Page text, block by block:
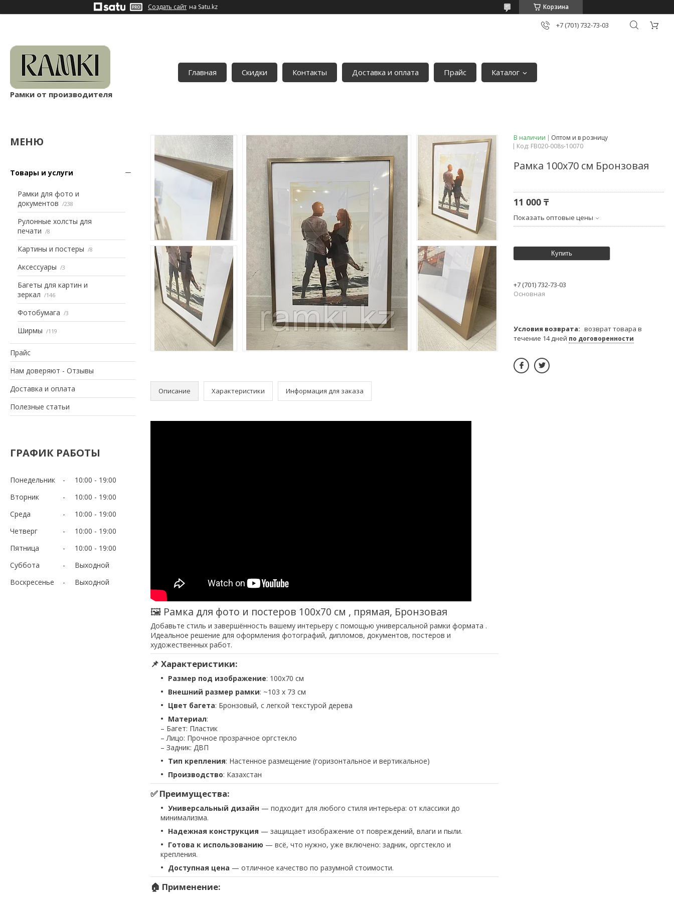
Создать сайт на Satu.kz Корзина
+7 (701) 732-73-03
Рамки от производителя
Главная Скидки Контакты Доставка и оплата Прайс Каталог
Товары и услуги
Рамки для фото и
документов
238
Рулонные холсты для
печати
8
Картины и постеры 8
Аксессуары 3
Багеты для картин и
зеркал
146
Фотобумага 3
Ширмы 119
Прайс
Нам доверяют - Отзывы
Доставка и оплата
Полезные статьи
ГРАФИК РАБОТЫ
Понедельник 10:00
19:00
Вторник
10:00
19:00
Среда
10:00
19:00
Четверг
10:00
19:00
Пятница
10:00
19:00
Суббота
Выходной
Воскресенье
Выходной
Описание Характеристики Информация для заказа
🖼 Рамка для фото и постеров 100х70 см , прямая, Бронзовая
Добавьте стиль и завершённость вашему интерьеру с помощью универсальной рамки формата .
Идеальное решение для оформления фотографий, дипломов, документов, постеров и
художественных работ.
📌 Характеристики:
Размер под изображение: 100х70 см
Внешний размер рамки: ~103 x 73 см
Цвет багета: Бронзовый, с легкой текстурой дерева
Материал:
– Багет: Пластик
– Лицо: Прочное прозрачное оргстекло
– Задник: ДВП
Тип крепления: Настенное размещение (горизонтальное и вертикальное)
Производство: Казахстан
✅ Преимущества:
Универсальный дизайн — подходит для любого стиля интерьера: от классики до
минимализма.
Надежная конструкция — защищает изображение от повреждений, влаги и пыли.
Готова к использованию — всё, что нужно, уже включено: задник, оргстекло и
крепления.
Доступная цена — отличное качество по разумной стоимости.
🏠 Применение:
В наличии
Оптом и в розницу
Код: FB020-008s-10070
Рамка 100х70 см Бронзовая
11 000 ₸
Показать оптовые цены
Купить
+7 (701) 732-73-03
Основная
возврат товара в
течение 14 дней по договоренности